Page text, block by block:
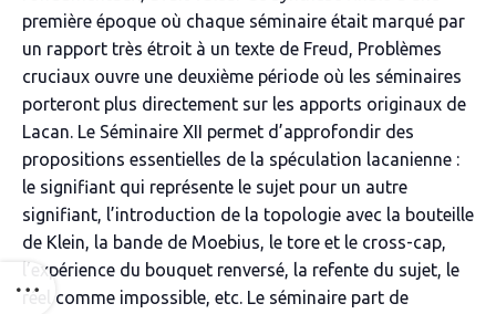
première époque où chaque séminaire était marqué par
un rapport très étroit à un texte de Freud, Problèmes
cruciaux ouvre une deuxième période où les séminaires
porteront plus directement sur les apports originaux de
Lacan. Le Séminaire XII permet d’approfondir des
propositions essentielles de la spéculation lacanienne :
le signifiant qui représente le sujet pour un autre
signifiant, l’introduction de la topologie avec la bouteille
de Klein, la bande de Moebius, le tore et le cross-cap,
l’expérience du bouquet renversé, la refente du sujet, le
réel comme impossible, etc. Le séminaire part de